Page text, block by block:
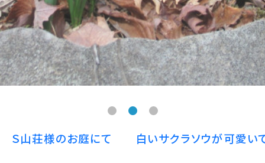
Ｓ山荘様のお庭にて 白いサクラソウが可愛いで